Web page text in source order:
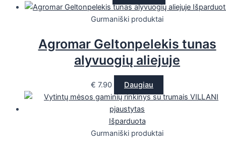
Gurmaniški produktai
Agromar Geltonpelekis tunas
alyvuogių aliejuje
€ 7.90 Daugiau
Išparduota
Gurmaniški produktai